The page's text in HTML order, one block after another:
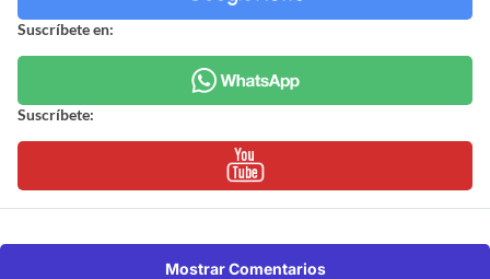
Suscríbete en:
Suscríbete:
Mostrar Comentarios